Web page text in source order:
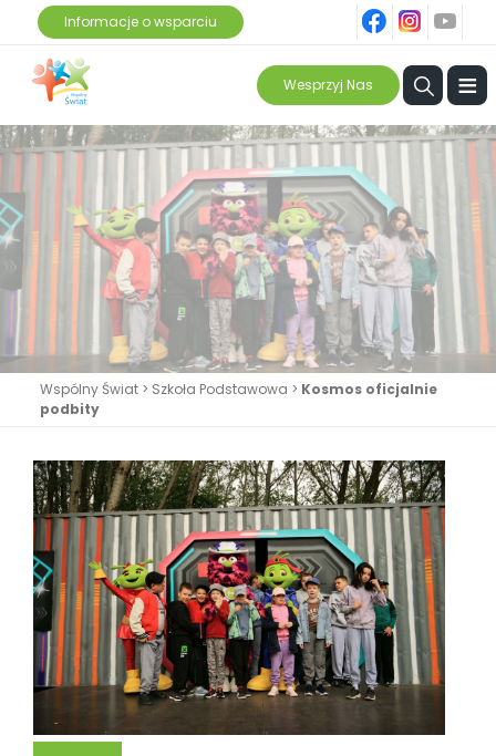
Informacje o wsparciu
ins
Wesprzyj Nas ≡
Wspólny Świat > Szkoła Podstawowa > Kosmos oficjalnie
podbity